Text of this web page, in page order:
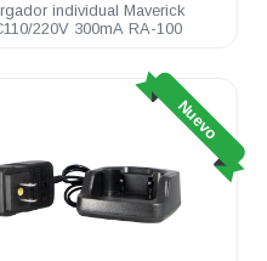
individual Maverick
220V 300mA RA-100
Nuevo